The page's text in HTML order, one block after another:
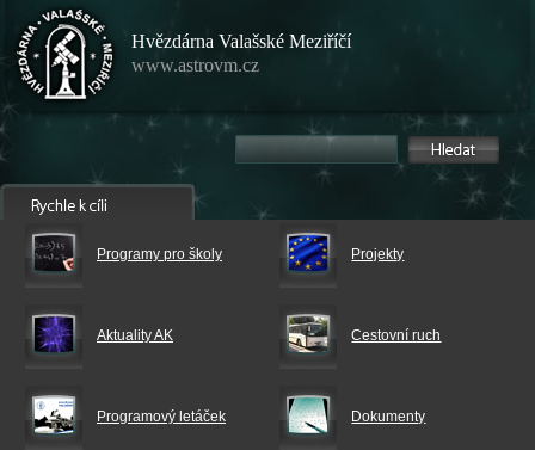
Hvězdárna Valašské Meziříčí
www.astrovm.cz
Programy pro školy Projekty
Aktuality AK Cestovní ruch
Programový letáček Dokumenty